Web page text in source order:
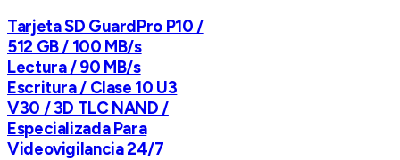
Tarjeta SD GuardPro P10 /
512 GB / 100 MB/s
Lectura / 90 MB/s
Escritura / Clase 10 U3
V30 / 3D TLC NAND /
Especializada Para
Videovigilancia 24/7